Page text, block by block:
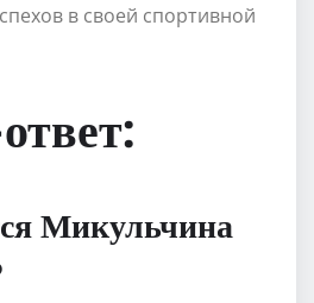
в своей спортивной
Микульчина